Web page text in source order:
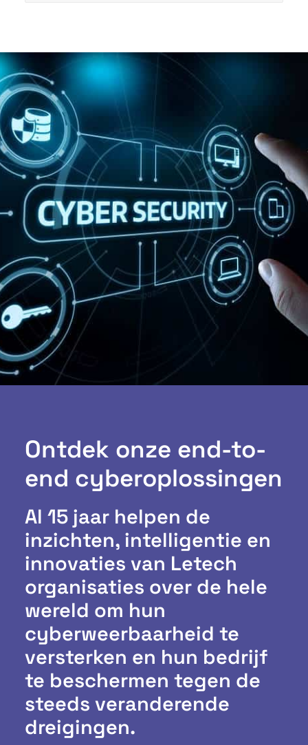
Ontdek onze end-to-
end cyberoplossingen
Al 15 jaar helpen de
inzichten, intelligentie en
innovaties van Letech
organisaties over de hele
wereld om hun
cyberweerbaarheid te
versterken en hun bedrijf
te beschermen tegen de
steeds veranderende
dreigingen.